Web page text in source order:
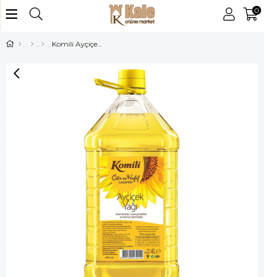
0
Komili Ayçiçek Yağı 4 Lt Pet